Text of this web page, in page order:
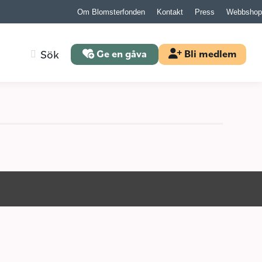
Om Blomsterfonden Kontakt Press Webbshop
Search:
Sök Ge en gåva Bli medlem
Ge en gåva Bli medlem